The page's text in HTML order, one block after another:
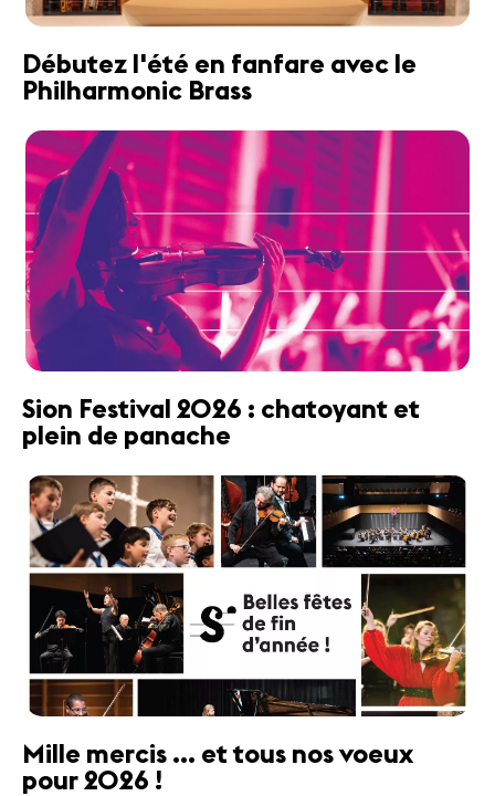
Débutez l'été en fanfare avec le
Philharmonic Brass
Sion Festival 2026 : chatoyant et
plein de panache
Mille mercis ... et tous nos voeux
pour 2026 !